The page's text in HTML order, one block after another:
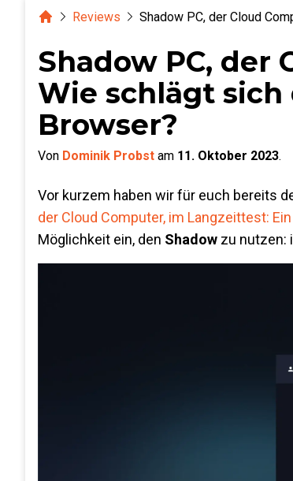
HomeReviews Shadow PC, der Cloud
Shadow PC, der
Wie schlägt sich
Browser?
Von Dominik Probst am 11. Oktober 2023.
Vor kurzem haben wir für euch bereits
der Cloud Computer, im Langzeittest:
Möglichkeit ein, den Shadow zu nutzen: